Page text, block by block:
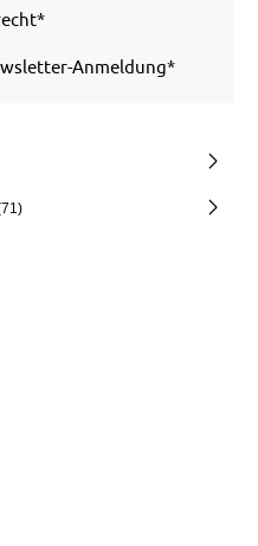
Anmeldung*